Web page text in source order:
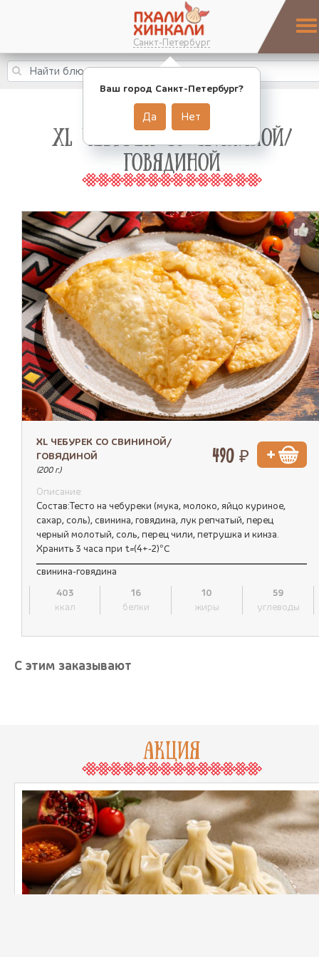
Санкт-Петербург
Ваш город Санкт-Петербург?
Да Нет
XL ЧЕБУРЕК СО СВИНИНОЙ/
ГОВЯДИНОЙ
XL ЧЕБУРЕК СО СВИНИНОЙ/
ГОВЯДИНОЙ
(200 г.)
490 ₽
Описание:
Состав:Тесто на чебуреки (мука, молоко, яйцо куриное,
сахар, соль), свинина, говядина, лук репчатый, перец
черный молотый, соль, перец чили, петрушка и кинза.
Хранить 3 часа при t=(4+-2)°C
свинина-говядина
403
ккал
16
белки
10
жиры
59
углеводы
С этим заказывают
АКЦИЯ